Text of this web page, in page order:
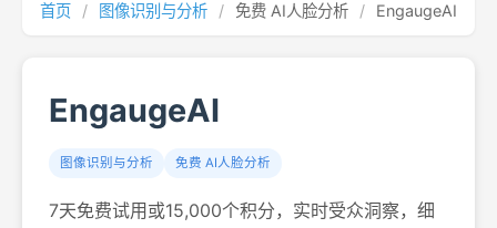
首页 / 图像识别与分析 / 免费 AI人脸分析 / EngaugeAI
EngaugeAI
图像识别与分析 免费 AI人脸分析
7天免费试用或15,000个积分，实时受众洞察，细